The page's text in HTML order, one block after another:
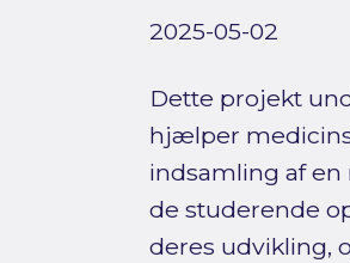
2025-05-02
Dette projekt
hjælper
indsamling af en
de studerende
deres udvikling,